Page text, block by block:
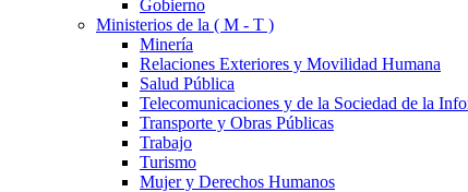
Gobierno
Ministerios de la ( M - T )
Minería
Relaciones Exteriores y Movilidad Humana
Salud Pública
Telecomunicaciones y de la Sociedad de la
Transporte y Obras Públicas
Trabajo
Turismo
Mujer y Derechos Humanos